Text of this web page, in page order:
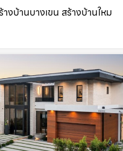
งบ้านบางเขน สร้างบ้านใหม